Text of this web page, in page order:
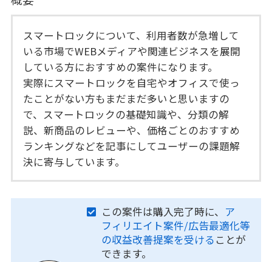
スマートロックについて、利用者数が急増して
いる市場でWEBメディアや関連ビジネスを展開
している方におすすめの案件になります。
実際にスマートロックを自宅やオフィスで使っ
たことがない方もまだまだ多いと思いますの
で、スマートロックの基礎知識や、分類の解
説、新商品のレビューや、価格ごとのおすすめ
ランキングなどを記事にしてユーザーの課題解
決に寄与しています。
この案件は購入完了時に、 ア
フィリエイト案件/広告最適化等
の収益改善提案を受ける ことが
できます。